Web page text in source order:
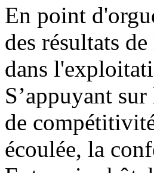
En point
des résultats
dans
S’appuyant
de
écoulée, la